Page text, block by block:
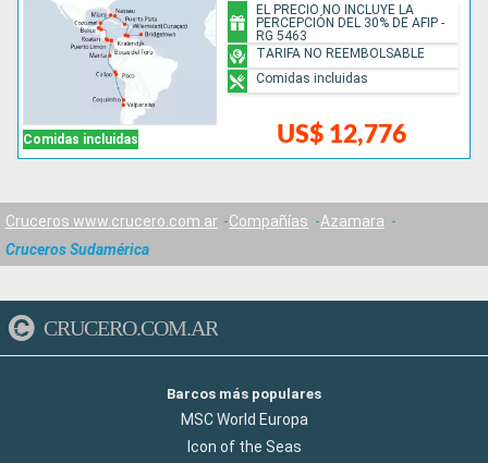
Comidas incluidas US$ 12,776
EL PRECIO NO INCLUYE LA
PERCEPCIÓN DEL 30% DE AFIP -
RG 5463
TARIFA NO REEMBOLSABLE
Comidas incluidas
Cruceros www.crucero.com.ar Compañías
Azamara
Cruceros Sudamérica
CRUCERO.COM.AR
Barcos más populares
MSC World Europa
Icon of the Seas